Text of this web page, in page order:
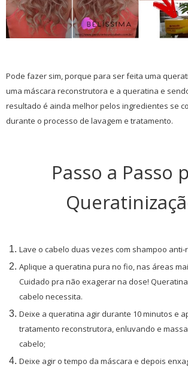
Pode fazer sim, porque para ser feita uma
uma máscara reconstrutora e a queratina e
resultado é ainda melhor pelos ingredientes se
durante o processo de lavagem e tratamento.
Passo a Passo
Lave o cabelo duas vezes com shampoo anti-
Aplique a queratina pura no fio, nas áreas
Cuidado pra não exagerar na dose!
cabelo necessita.
Deixe a queratina agir durante 10 minutos e
tratamento reconstrutora, enluvando e
cabelo;
Deixe agir o tempo da máscara e depois